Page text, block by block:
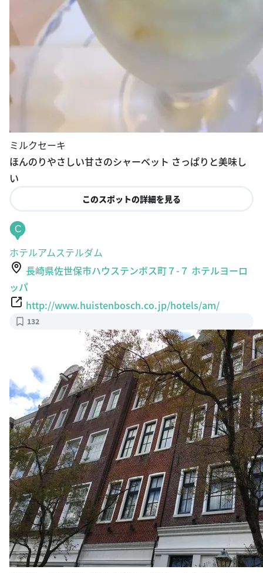
ミルクセーキ
ほんのりやさしい甘さのシャーベット さっぱりと美味し
い
このスポットの詳細を見る
C
ホテルアムステルダム
長崎県佐世保市ハウステンボス町７-７ ホテルヨーロ
ッパ
http://www.huistenbosch.co.jp/hotels/am/
132